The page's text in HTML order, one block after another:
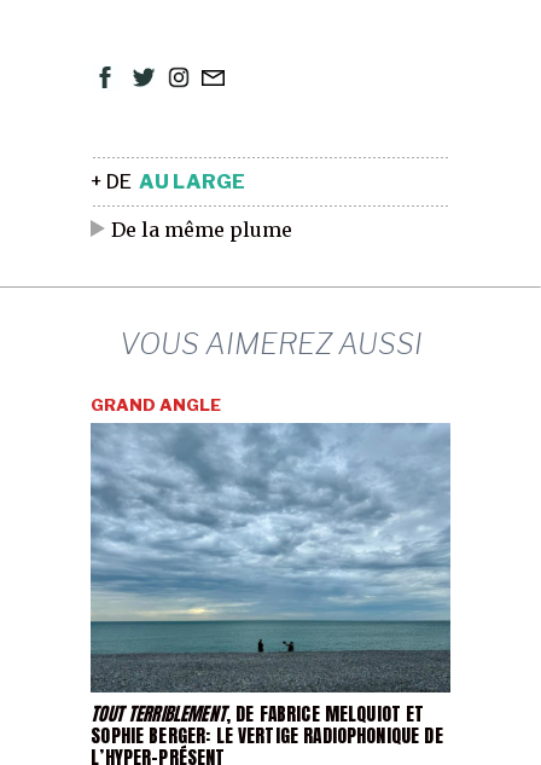
+ DE AU LARGE
De la même plume
VOUS AIMEREZ AUSSI
TOUT TERRIBLEMENT, DE FABRICE MELQUIOT ET
SOPHIE BERGER: LE VERTIGE RADIOPHONIQUE DE
L’HYPER-PRÉSENT
GRAND ANGLE